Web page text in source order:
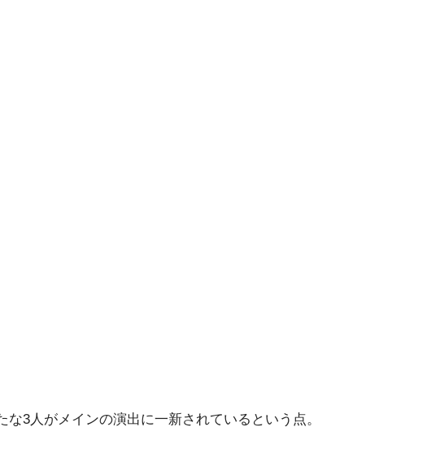
3人がメインの演出に一新されているという点。